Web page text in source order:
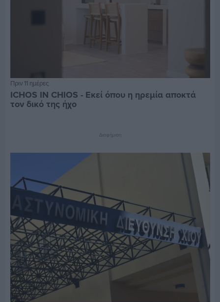
Πριν 11 ημέρες
ICHOS IN CHIOS - Εκεί όπου η ηρεμία αποκτά
τον δικό της ήχο
Διαφήμιση